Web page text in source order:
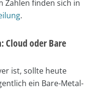
Zahlen finden sich in
.
Cloud oder Bare
ist, sollte heute
ein Bare-Metal-